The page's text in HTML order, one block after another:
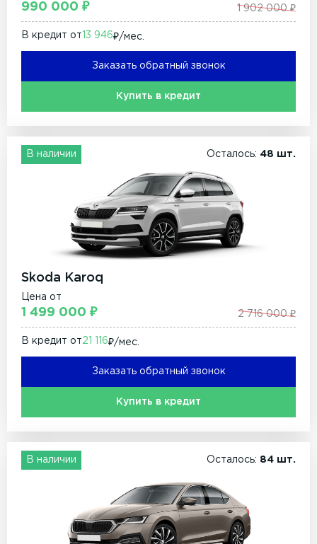
990 000 ₽ 1 902 000 ₽
В кредит от 13 946₽/мec.
Заказать обратный звонок
Купить в кредит
В наличии Осталось: 48 шт.
Skoda Karoq
Цена от
1 499 000 ₽ 2 716 000 ₽
В кредит от21 116₽/мec.
Заказать обратный звонок
Купить в кредит
В наличии Осталось: 84 шт.